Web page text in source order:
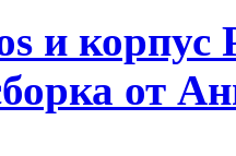
и корпус
от